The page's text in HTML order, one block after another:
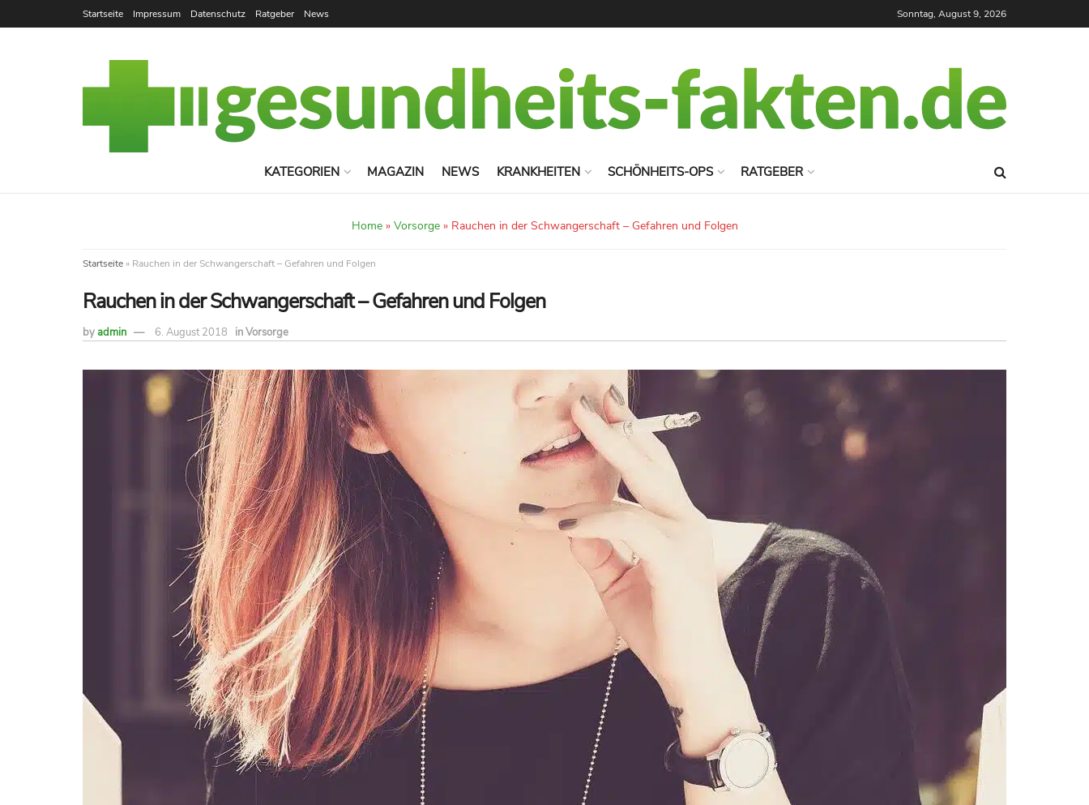
Startseite Impressum Datenschutz Ratgeber News Sonntag, August 9, 2026
KATEGORIEN MAGAZIN NEWS KRANKHEITEN SCHÖNHEITS-OPS RATGEBER
Home» Vorsorge» Rauchen in der Schwangerschaft – Gefahren und Folgen
Startseite » Rauchen in der Schwangerschaft – Gefahren und Folgen
Rauchen in der Schwangerschaft – Gefahren und Folgen
byadmin 6. August 2018 inVorsorge